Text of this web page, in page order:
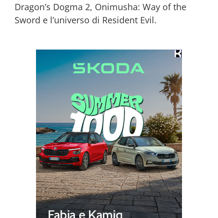
Dragon’s Dogma 2, Onimusha: Way of the
Sword e l’universo di Resident Evil.